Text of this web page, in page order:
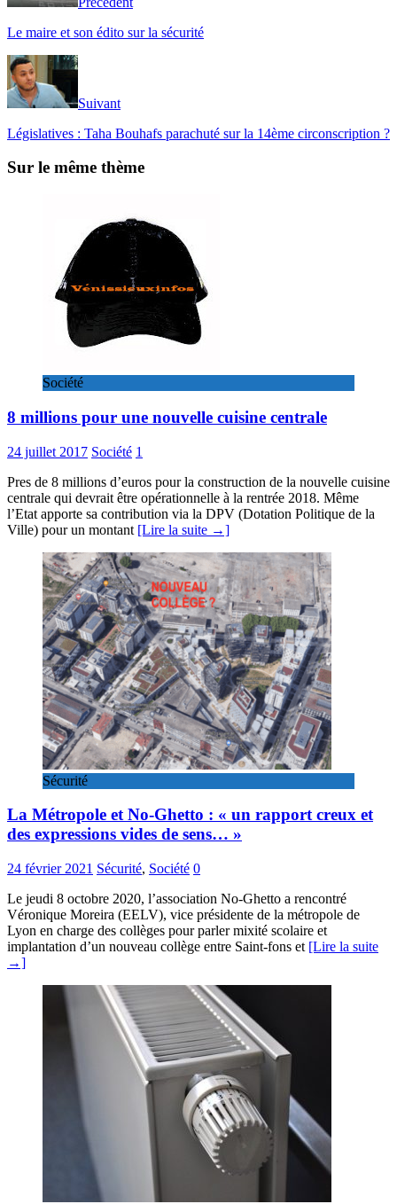
Le maire et son édito sur la sécurité
Suivant
Législatives : Taha Bouhafs parachuté sur la 14ème circonscription ?
Sur le même thème
Société
8 millions pour une nouvelle cuisine centrale
24 juillet 2017 Société 1
Pres de 8 millions d’euros pour la construction de la nouvelle cuisine
centrale qui devrait être opérationnelle à la rentrée 2018. Même
l’Etat apporte sa contribution via la DPV (Dotation Politique de la
Ville) pour un montant [Lire la suite →]
Sécurité
La Métropole et No-Ghetto : « un rapport creux et
des expressions vides de sens… »
24 février 2021 Sécurité, Société 0
Le jeudi 8 octobre 2020, l’association No-Ghetto a rencontré
Véronique Moreira (EELV), vice présidente de la métropole de
Lyon en charge des collèges pour parler mixité scolaire et
implantation d’un nouveau collège entre Saint-fons et [Lire la suite
→]